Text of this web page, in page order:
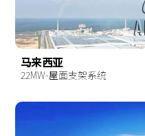
马来西亚
22MW-屋面支架系统